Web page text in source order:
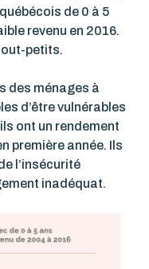
de 0 à 5
revenu en 2016.
petits.
des ménages à
d’être vulnérables
ont un rendement
première année. Ils
l’insécurité
inadéquat.